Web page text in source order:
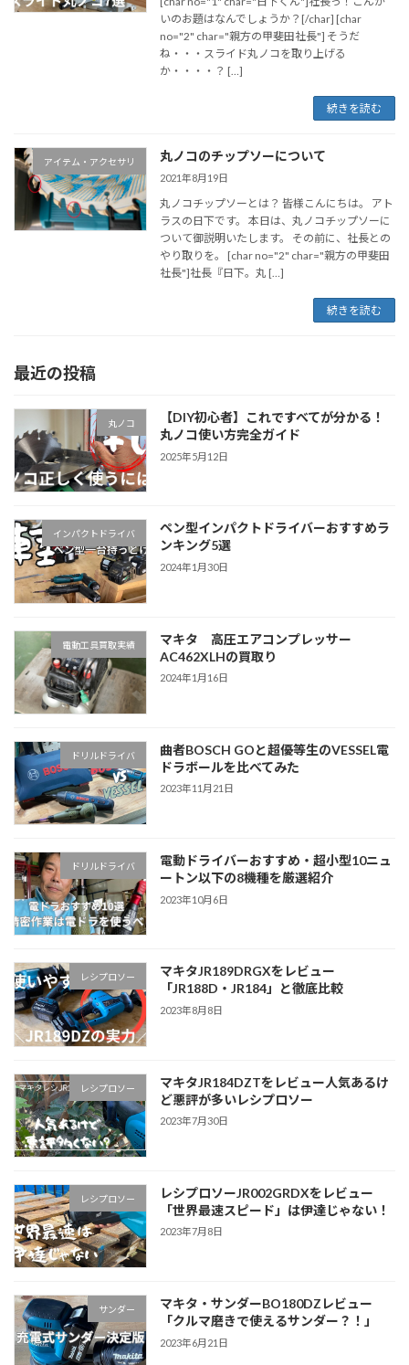
いのお題はなんでしょうか？[/char] [char
no="2" char="親方の甲斐田社長"] そうだ
ね・・・スライド丸ノコを取り上げる
か・・・・？ […]
続きを読む
アイテム・アクセサリ 丸ノコのチップソーについて
2021年8月19日
丸ノコチップソーとは？ 皆様こんにちは。 アト
ラスの日下です。 本日は、丸ノコチップソーに
ついて御説明いたします。 その前に、社長との
やり取りを。 [char no="2" char="親方の甲斐田
社長"]社長『日下。丸 […]
続きを読む
最近の投稿
丸ノコ
【DIY初心者】これですべてが分かる！
丸ノコ使い方完全ガイド
2025年5月12日
インパクトドライバ
ペン型インパクトドライバーおすすめラ
ンキング5選
2024年1月30日
電動工具買取実績
マキタ 高圧エアコンプレッサー
AC462XLHの買取り
2024年1月16日
ドリルドライバ
曲者BOSCH GOと超優等生のVESSEL電
ドラボールを比べてみた
2023年11月21日
ドリルドライバ
電動ドライバーおすすめ・超小型10ニュ
ートン以下の8機種を厳選紹介
2023年10月6日
レシプロソー
マキタJR189DRGXをレビュー
「JR188D・JR184」と徹底比較
2023年8月8日
レシプロソー
マキタJR184DZTをレビュー人気あるけ
ど悪評が多いレシプロソー
2023年7月30日
レシプロソー
レシプロソーJR002GRDXをレビュー
「世界最速スピード」は伊達じゃない！
2023年7月8日
サンダー
マキタ・サンダーBO180DZレビュー
「クルマ磨きで使えるサンダー？！」
2023年6月21日